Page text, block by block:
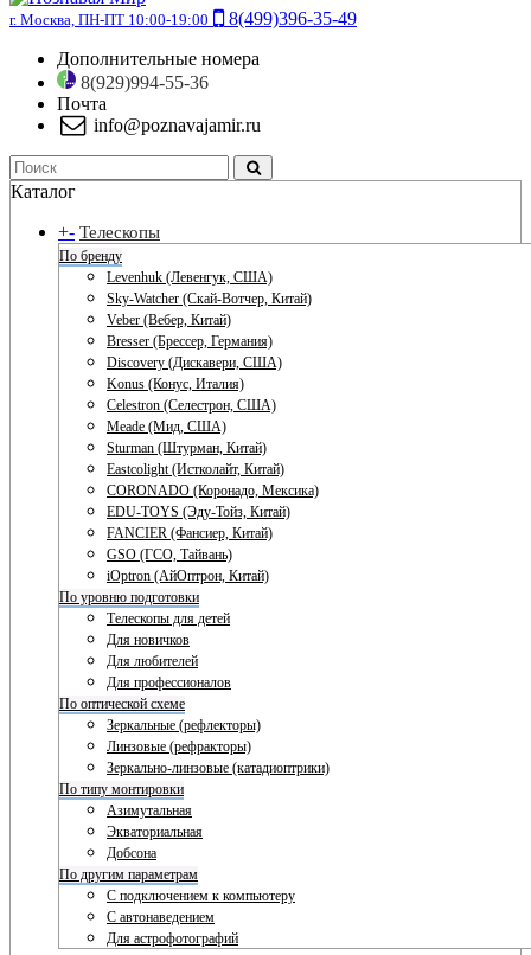
г. Москва, ПН-ПТ 10:00-19:00
8(499)396-35-49
Дополнительные номера
8(929)994-55-36
Почта
info@poznavajamir.ru
Каталог
+- Телескопы
По бренду
Levenhuk (Левенгук, США)
Sky-Watcher (Скай-Вотчер, Китай)
Veber (Вебер, Китай)
Bresser (Брессер, Германия)
Discovery (Дискавери, США)
Konus (Конус, Италия)
Celestron (Селестрон, США)
Meade (Мид, США)
Sturman (Штурман, Китай)
Eastcolight (Истколайт, Китай)
CORONADO (Коронадо, Мексика)
EDU-TOYS (Эду-Тойз, Китай)
FANCIER (Фансиер, Китай)
GSO (ГСО, Тайвань)
iOptron (АйОптрон, Китай)
По уровню подготовки
Телескопы для детей
Для новичков
Для любителей
Для профессионалов
По оптической схеме
Зеркальные (рефлекторы)
Линзовые (рефракторы)
Зеркально-линзовые (катадиоптрики)
По типу монтировки
Азимутальная
Экваториальная
Добсона
По другим параметрам
С подключением к компьютеру
С автонаведением
Для астрофотографий